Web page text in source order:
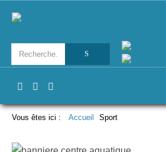
Vous êtes ici : Accueil Sport